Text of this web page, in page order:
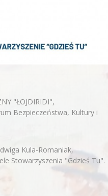
"ŁOJDIRIDI",
Bezpieczeństwa, Kultury i
Kula-Romaniak,
Stowarzyszenia "Gdzieś Tu".